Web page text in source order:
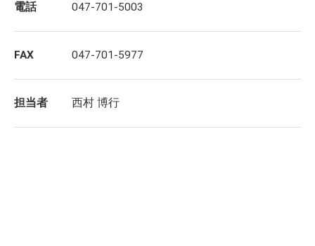
電話 047-701-5003
FAX 047-701-5977
担当者 西村 博行